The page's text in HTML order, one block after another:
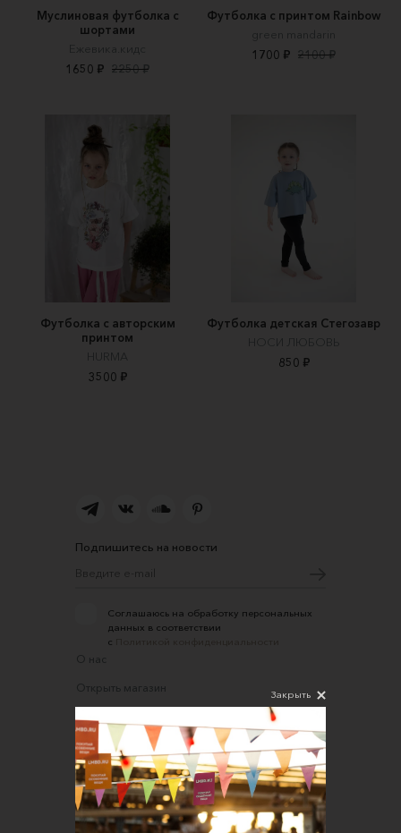
Муслиновая футболка с
шортами
Ежевика.кидс
1650 ₽ 2250 ₽
Футболка с принтом Rainbow
green mandarin
1700 ₽ 2100 ₽
Футболка с авторским
принтом
HURMA
3500 ₽
Футболка детская Стегозавр
НОСИ ЛЮБОВЬ
850 ₽
Подпишитесь на новости
Соглашаюсь на обработку персональных
данных в соответствии
с
О нас
Открыть магазин
Участие в офлайн-маркете
FAQ
Требования к фотографиям
Обратная связь
Закрыть